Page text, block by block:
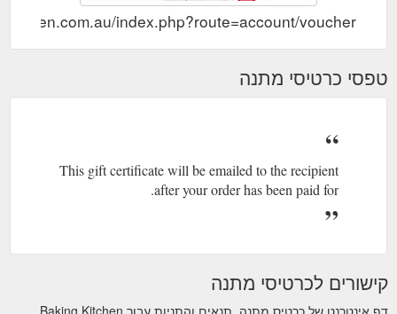
index.php?route=account/voucher
טפסי כרטיסי מתנה
This gift certificate will be emailed to the recipient
after your order has been paid for.
קישורים לכרטיסי מתנה
דף אינטרנט של כרטיס מתנה, תנאים והתניות עבור Baking Kitchen.